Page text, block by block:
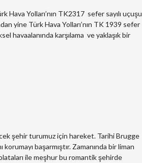
Hava Yolları’nın TK2317 sefer sayılı uçuşu
yine Türk Hava Yolları’nın TK 1939 sefer
havaalanında karşılama ve yaklaşık bir
şehir turumuz için hareket. Tarihi Brugge
başarmıştır. Zamanında bir liman
ile meşhur bu romantik şehirde